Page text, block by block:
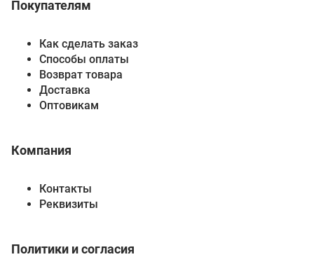
Покупателям
Как сделать заказ
Способы оплаты
Возврат товара
Доставка
Оптовикам
Компания
Контакты
Реквизиты
Политики и согласия